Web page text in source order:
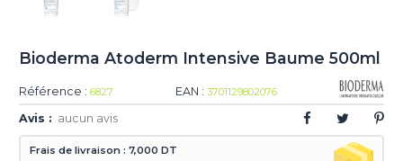
Bioderma Atoderm Intensive Baume 500ml
Référence : 6827 EAN : 3701129802076
Avis : aucun avis
Frais de livraison : 7,000 DT